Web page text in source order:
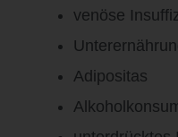
venöse
Adipositas